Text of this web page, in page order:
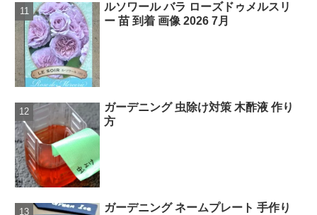
ルソワール バラ ローズドゥメルスリ
ー 苗 到着 画像 2026 7月
ガーデニング 虫除け対策 木酢液 作り
方
ガーデニング ネームプレート 手作り